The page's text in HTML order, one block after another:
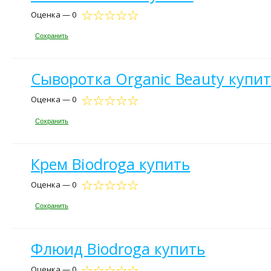
Оценка — 0
Сохранить
Сыворотка Organic Beauty
Оценка — 0
Сохранить
Крем Biodroga купить
Оценка — 0
Сохранить
Флюид Biodroga купить